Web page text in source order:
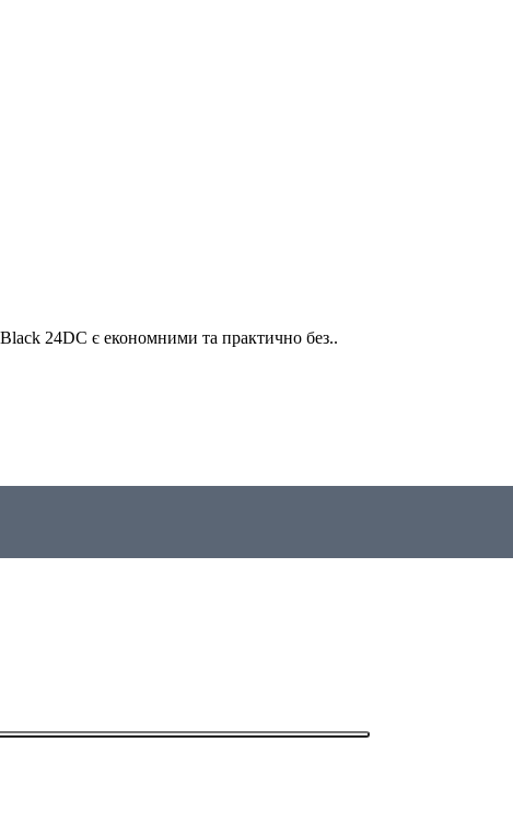
24DC є економними та практично без..